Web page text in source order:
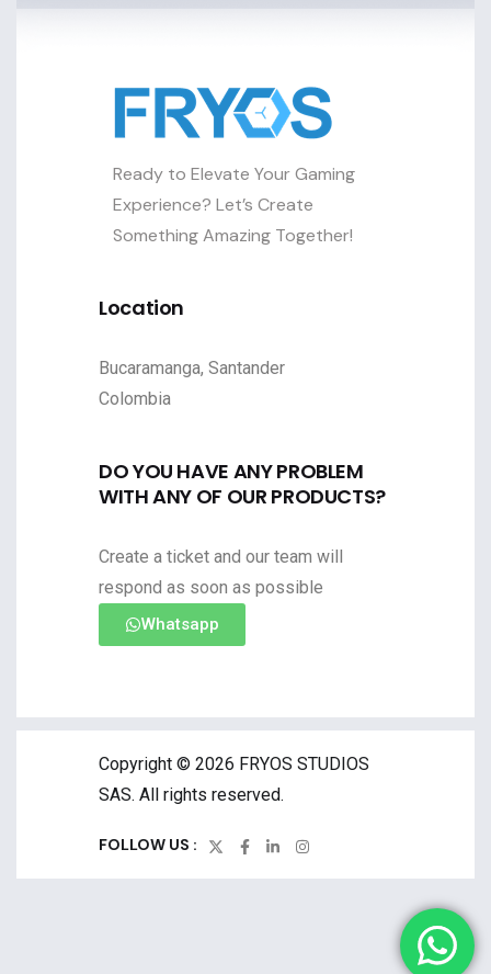
Ready to Elevate Your Gaming
Experience? Let’s Create
Something Amazing Together!
Location
Bucaramanga, Santander
Colombia
DO YOU HAVE ANY PROBLEM
WITH ANY OF OUR PRODUCTS?
Create a ticket and our team will
respond as soon as possible
Whatsapp
Copyright © 2026 FRYOS STUDIOS
SAS. All rights reserved.
FOLLOW US :